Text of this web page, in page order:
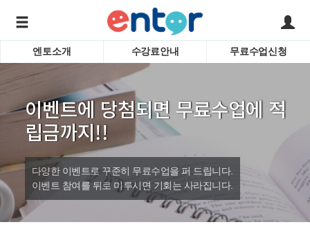
학습도우미 G1
바로가기
서비스안내
강사소개
회사소개
어린이
비즈니
인터뷰
영자신
수업
엔토소개 수강료안내 무료수업신청
이벤트에 당첨되면 무료수업에 적
립금까지!!
다양한 이벤트로 꾸준히 무료수업을 퍼 드립니다.
이벤트 참여를 뒤로 미루시면 기회는 사라집니다.